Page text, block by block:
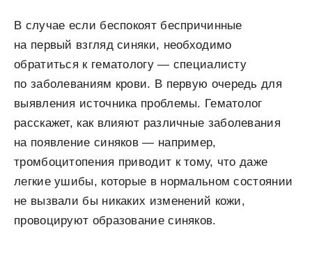
В случае если беспокоят беспричинные
на первый взгляд синяки, необходимо
обратиться к гематологу — специалисту
по заболеваниям крови. В первую очередь для
выявления источника проблемы. Гематолог
расскажет, как влияют различные заболевания
на появление синяков — например,
тромбоцитопения приводит к тому, что даже
легкие ушибы, которые в нормальном состоянии
не вызвали бы никаких изменений кожи,
провоцируют образование синяков.